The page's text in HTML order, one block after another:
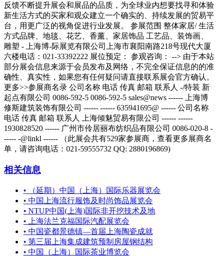
相关信息
• （延期）中国（上海）国际乐器展览会
• 中国上海流行服饰及时尚饰品展览会
• NTUP中国(上海)国际非开挖技术及地
• 上海法兰克福国际汽配展览会
• 中国瓷都景德镇—首届上海陶瓷成就
• 第三届上海集成建筑预制房屋钢结构
• 中国（上海）国际茶业博览会